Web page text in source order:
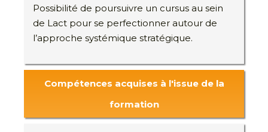
Possibilité de poursuivre un cursus au sein
de Lact pour se perfectionner autour de
l’approche systémique stratégique.
Compétences acquises à l'issue de la
formation